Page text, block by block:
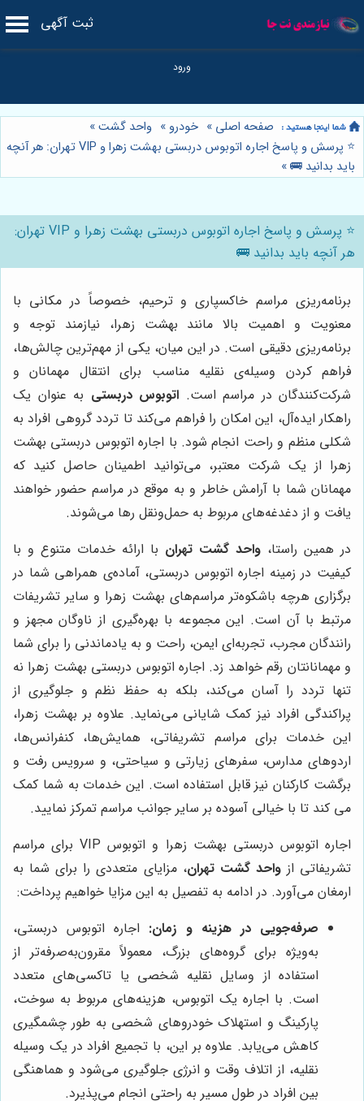
ثبت آگهی
صفحه اصلی » خودرو » واحد گشت»
⭐️ پرسش و پاسخ اجاره اتوبوس دربستی بهشت زهرا و VIP تهران: هر آنچه
باید بدانید 🚌»
⭐️ پرسش و پاسخ اجاره اتوبوس دربستی بهشت زهرا و VIP تهران:
هر آنچه باید بدانید 🚌
برنامه‌ریزی مراسم خاکسپاری و ترحیم، خصوصاً در مکانی با
معنویت و اهمیت بالا مانند بهشت زهرا، نیازمند توجه و
برنامه‌ریزی دقیقی است. در این میان، یکی از مهم‌ترین چالش‌ها،
فراهم کردن وسیله‌ی نقلیه مناسب برای انتقال مهمانان و
شرکت‌کنندگان در مراسم است. اتوبوس دربستی به عنوان یک
راهکار ایده‌آل، این امکان را فراهم می‌کند تا تردد گروهی افراد به
شکلی منظم و راحت انجام شود. با اجاره اتوبوس دربستی بهشت
زهرا از یک شرکت معتبر، می‌توانید اطمینان حاصل کنید که
مهمانان شما با آرامش خاطر و به موقع در مراسم حضور خواهند
یافت و از دغدغه‌های مربوط به حمل‌ونقل رها می‌شوند.
در همین راستا، واحد گشت تهران با ارائه خدمات متنوع و با
کیفیت در زمینه اجاره اتوبوس دربستی، آماده‌ی همراهی شما در
برگزاری هرچه باشکوه‌تر مراسم‌های بهشت زهرا و سایر تشریفات
مرتبط با آن است. این مجموعه با بهره‌گیری از ناوگان مجهز و
رانندگان مجرب، تجربه‌ای ایمن، راحت و به یادماندنی را برای شما
و مهمانانتان رقم خواهد زد. اجاره اتوبوس دربستی بهشت زهرا نه
تنها تردد را آسان می‌کند، بلکه به حفظ نظم و جلوگیری از
پراکندگی افراد نیز کمک شایانی می‌نماید. علاوه بر بهشت زهرا،
این خدمات برای مراسم تشریفاتی، همایش‌ها، کنفرانس‌ها،
اردوهای مدارس، سفرهای زیارتی و سیاحتی، و سرویس رفت و
برگشت کارکنان نیز قابل استفاده است. این خدمات به شما کمک
می کند تا با خیالی آسوده بر سایر جوانب مراسم تمرکز نمایید.
اجاره اتوبوس دربستی بهشت زهرا و اتوبوس VIP برای مراسم
تشریفاتی ازواحد گشت تهران، مزایای متعددی را برای شما به
ارمغان می‌آورد. در ادامه به تفصیل به این مزایا خواهیم پرداخت:
صرفه‌جویی در هزینه و زمان: اجاره اتوبوس دربستی،
به‌ویژه برای گروه‌های بزرگ، معمولاً مقرون‌به‌صرفه‌تر از
استفاده از وسایل نقلیه شخصی یا تاکسی‌های متعدد
است. با اجاره یک اتوبوس، هزینه‌های مربوط به سوخت،
پارکینگ و استهلاک خودروهای شخصی به طور چشمگیری
کاهش می‌یابد. علاوه بر این، با تجمیع افراد در یک وسیله
نقلیه، از اتلاف وقت و انرژی جلوگیری می‌شود و هماهنگی
بین افراد در طول مسیر به راحتی انجام می‌پذیرد.